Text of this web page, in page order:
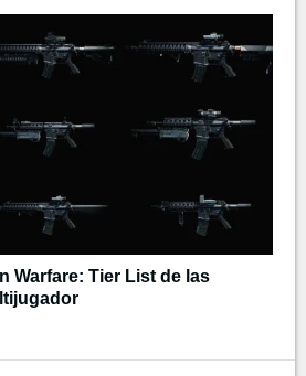
Warfare: Tier List de las